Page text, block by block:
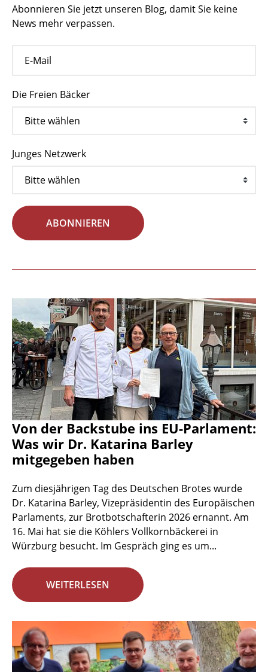
Abonnieren Sie jetzt unseren Blog, damit Sie keine
News mehr verpassen.
Die Freien Bäcker
Junges Netzwerk
ABONNIEREN
Von der Backstube ins EU-Parlament:
Was wir Dr. Katarina Barley
mitgegeben haben
Zum diesjährigen Tag des Deutschen Brotes wurde
Dr. Katarina Barley, Vizepräsidentin des Europäischen
Parlaments, zur Brotbotschafterin 2026 ernannt. Am
16. Mai hat sie die Köhlers Vollkornbäckerei in
Würzburg besucht. Im Gespräch ging es um...
WEITERLESEN